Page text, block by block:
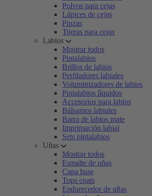
Polvos para cejas
Lápices de cejas
Pinzas
Tijeras para cejas
Labios
Mostrar todos
Pintalabios
Brillos de labios
Perfiladores labiales
Voluminizadores de labios
Pintalabios líquidos
Accesorios para labios
Bálsamos labiales
Barra de labios mate
Imprimación labial
Sets pintalabios
Uñas
Mostrar todos
Esmalte de uñas
Capa base
Tops coats
Endurecedor de uñas